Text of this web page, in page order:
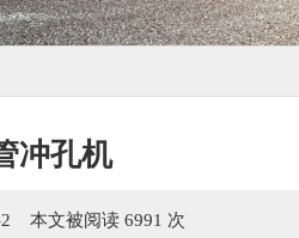
冲孔机
2 本文被阅读 6991 次